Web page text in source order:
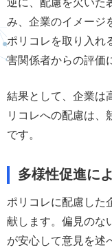
み、企業のイメージ
ポリコレを取り入れ
害関係者からの評価
結果として、企業は
リコレへの配慮は、
です。
多様性促進に
ポリコレに配慮した
献します。偏見のな
が安心して意見を述